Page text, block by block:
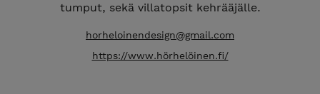
tumput, sekä villatopsit kehrääjälle.
horheloinendesign@gmail.com
https://www.hörhelöinen.fi/